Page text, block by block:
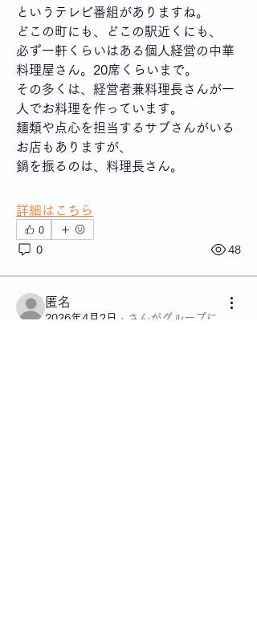
というテレビ番組がありますね。
どこの町にも、どこの駅近くにも、
必ず一軒くらいはある個人経営の中華
料理屋さん。20席くらいまで。
その多くは、経営者兼料理長さんが一
人でお料理を作っています。
麺類や点心を担当するサブさんがいる
お店もありますが、
鍋を振るのは、料理長さん。
詳細はこちら
0
0 48
匿名
2026年4月2日 ·
さんがグループに